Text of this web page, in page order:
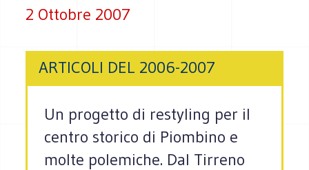
2 Ottobre 2007
ARTICOLI DEL 2006-2007
Un progetto di restyling per il
centro storico di Piombino e
molte polemiche. Dal Tirreno